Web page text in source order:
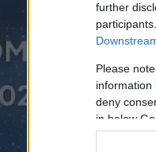
further
Please
information
deny
in below